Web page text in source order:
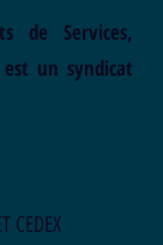
de Services,
un syndicat
CEDEX